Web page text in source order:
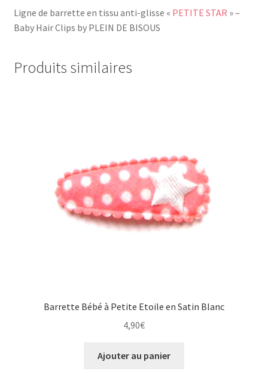
Ligne de barrette en tissu anti-glisse « PETITE STAR » –
Baby Hair Clips by PLEIN DE BISOUS
Produits similaires
Barrette Bébé à Petite Etoile en Satin Blanc
4,90€
Ajouter au panier